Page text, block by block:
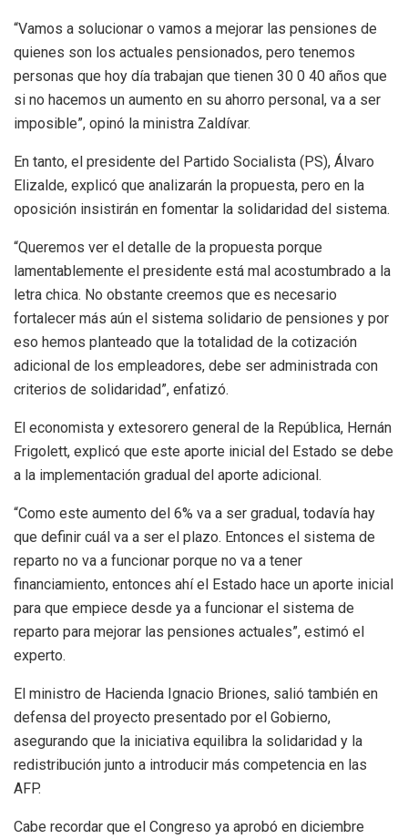
“Vamos a solucionar o vamos a mejorar las pensiones de
quienes son los actuales pensionados, pero tenemos
personas que hoy día trabajan que tienen 30 0 40 años que
si no hacemos un aumento en su ahorro personal, va a ser
imposible”, opinó la ministra Zaldívar.
En tanto, el presidente del Partido Socialista (PS), Álvaro
Elizalde, explicó que analizarán la propuesta, pero en la
oposición insistirán en fomentar la solidaridad del sistema.
“Queremos ver el detalle de la propuesta porque
lamentablemente el presidente está mal acostumbrado a la
letra chica. No obstante creemos que es necesario
fortalecer más aún el sistema solidario de pensiones y por
eso hemos planteado que la totalidad de la cotización
adicional de los empleadores, debe ser administrada con
criterios de solidaridad”, enfatizó.
El economista y extesorero general de la República, Hernán
Frigolett, explicó que este aporte inicial del Estado se debe
a la implementación gradual del aporte adicional.
“Como este aumento del 6% va a ser gradual, todavía hay
que definir cuál va a ser el plazo. Entonces el sistema de
reparto no va a funcionar porque no va a tener
financiamiento, entonces ahí el Estado hace un aporte inicial
para que empiece desde ya a funcionar el sistema de
reparto para mejorar las pensiones actuales”, estimó el
experto.
El ministro de Hacienda Ignacio Briones, salió también en
defensa del proyecto presentado por el Gobierno,
asegurando que la iniciativa equilibra la solidaridad y la
redistribución junto a introducir más competencia en las
AFP.
Cabe recordar que el Congreso ya aprobó en diciembre